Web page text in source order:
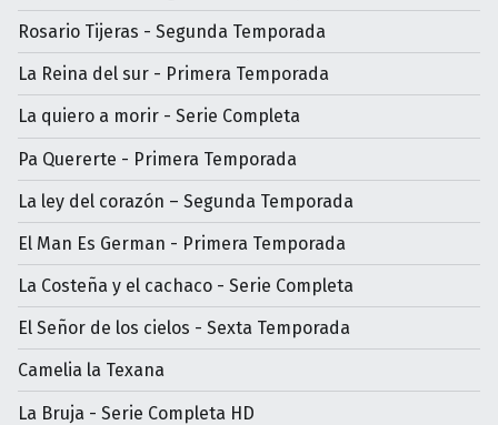
Rosario Tijeras - Segunda Temporada
La Reina del sur - Primera Temporada
La quiero a morir - Serie Completa
Pa Quererte - Primera Temporada
La ley del corazón – Segunda Temporada
El Man Es German - Primera Temporada
La Costeña y el cachaco - Serie Completa
El Señor de los cielos - Sexta Temporada
Camelia la Texana
La Bruja - Serie Completa HD